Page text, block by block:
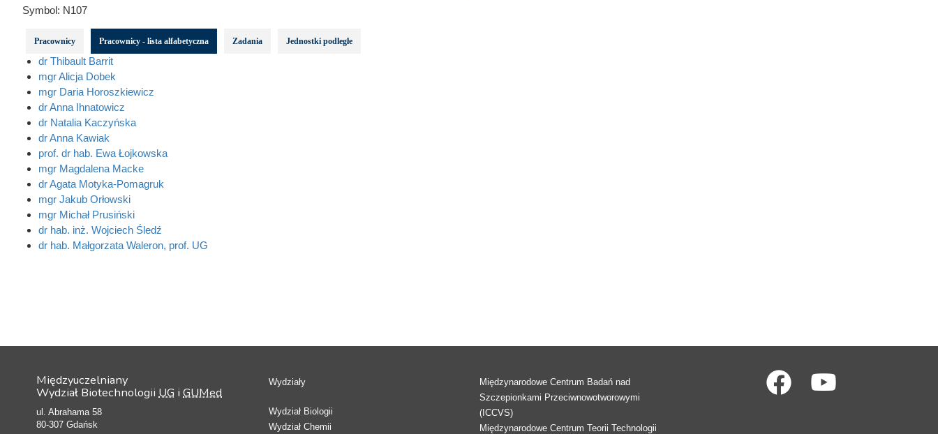
Symbol: N107
Pracownicy Pracownicy - lista alfabetyczna Zadania Jednostki podległe
dr Thibault Barrit
mgr Alicja Dobek
mgr Daria Horoszkiewicz
dr Anna Ihnatowicz
dr Natalia Kaczyńska
dr Anna Kawiak
prof. dr hab. Ewa Łojkowska
mgr Magdalena Macke
dr Agata Motyka-Pomagruk
mgr Jakub Orłowski
mgr Michał Prusiński
dr hab. inż. Wojciech Śledź
dr hab. Małgorzata Waleron, prof. UG
Międzyuczelniany
Wydział Biotechnologii UG i GUMed
ul. Abrahama 58
80-307 Gdańsk
Wydziały
Wydział Biologii
Wydział Chemii
Międzynarodowe Centrum Badań nad
Szczepionkami Przeciwnowotworowymi
(ICCVS)
Międzynarodowe Centrum Teorii Technologii